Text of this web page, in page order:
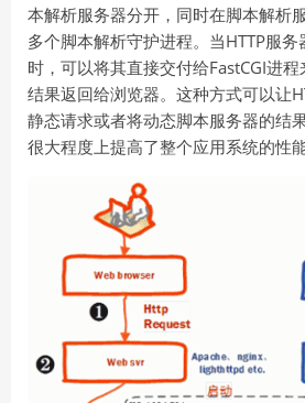
本解析服务器分开，同时在脚本解析
多个脚本解析守护进程。当HTTP服
时，可以将其直接交付给FastCGI进
结果返回给浏览器。这种方式可以让
静态请求或者将动态脚本服务器的结
很大程度上提高了整个应用系统的性能